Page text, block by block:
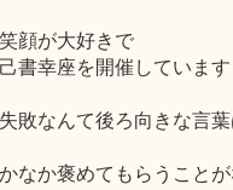
顔が大好きで
書幸座を開催しています
敗なんて後ろ向きな言
なか褒めてもらうこと